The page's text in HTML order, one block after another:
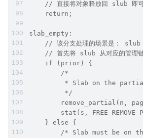
// 直接将对象释放回 slub 即
    return;
slab_empty:
// 该分支处理的场景是：
// 首先将 slub 从对应的管理
    if (prior) {
        /*
* Slab on the
         */
remove_partial(n,
stat(s,
    } else {
/* Slab must be on